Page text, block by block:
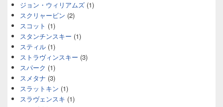
ジョン・ウィリアムズ (1)
スクリャービン (2)
スコット (1)
スタンチンスキー (1)
スティル (1)
ストラヴィンスキー (3)
スパーク (1)
スメタナ (3)
スラットキン (1)
スラヴェンスキ (1)